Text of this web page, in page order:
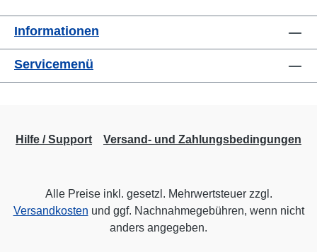
Informationen
Servicemenü
Hilfe / Support Versand- und Zahlungsbedingungen
Alle Preise inkl. gesetzl. Mehrwertsteuer zzgl.
Versandkosten und ggf. Nachnahmegebühren, wenn nicht
anders angegeben.